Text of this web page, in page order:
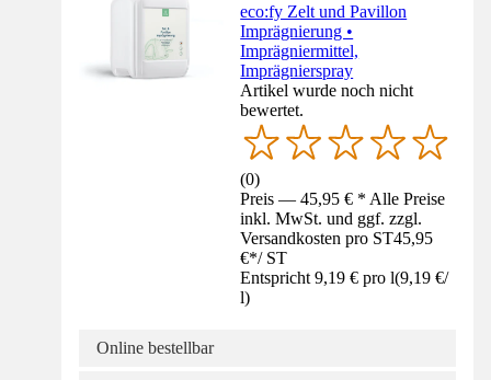
eco:fy Zelt und Pavillon
Imprägnierung •
Imprägniermittel,
Imprägnierspray
Artikel wurde noch nicht
bewertet.
(0)
Preis — 45,95 € * Alle Preise
inkl. MwSt. und ggf. zzgl.
Versandkosten pro ST45,95
€*/ ST
Entspricht 9,19 € pro l(9,19 €/
l)
Online bestellbar